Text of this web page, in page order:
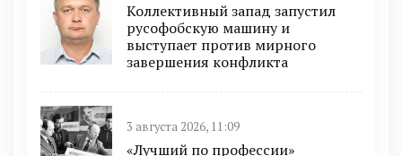
Коллективный запад запустил
русофобскую машину и
выступает против мирного
завершения конфликта
3 августа 2026, 11:09
«Лучший по профессии»